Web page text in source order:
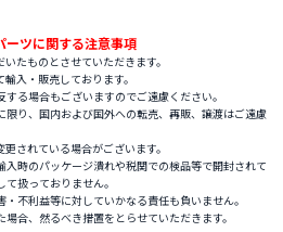
ーツに関する注意事項
たものとさせていただきます。
入・販売しております。
る場合もございますのでご遠慮ください。
限り、国内および国外への転売、再販、譲渡はご遠慮
されている場合がございます。
入時のパッケージ潰れや税関での検品等で開封されて
扱っておりません。
不利益等に対していかなる責任も負いません。
合、然るべき措置をとらせていただきます。